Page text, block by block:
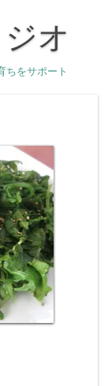
オ
ちをサポート